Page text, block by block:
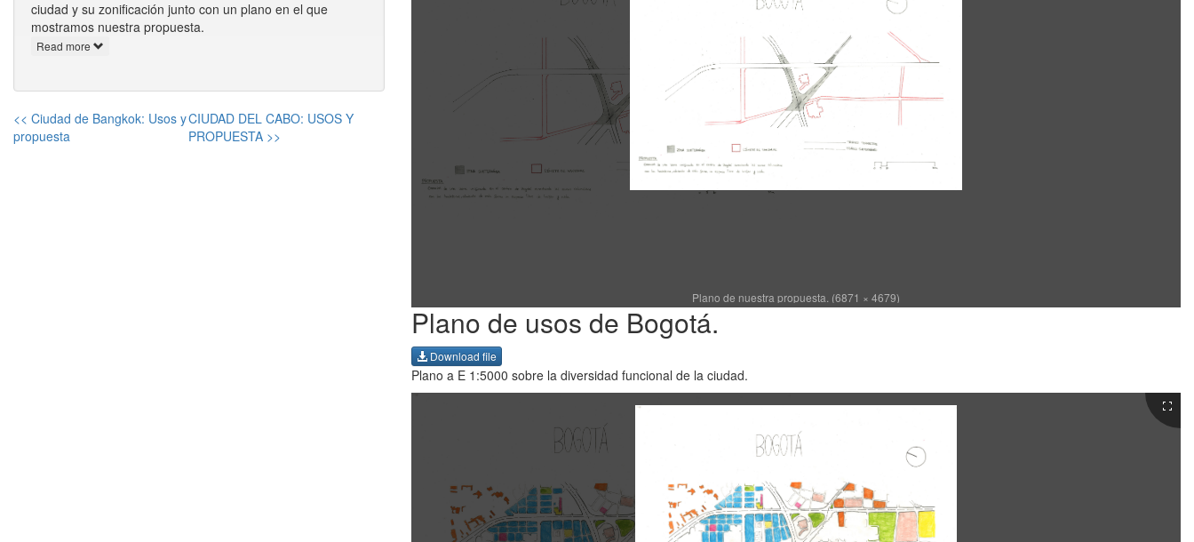
ciudad y su zonificación junto con un plano en el que
mostramos nuestra propuesta.
Read more
<< Ciudad de Bangkok: Usos y
propuesta
CIUDAD DEL CABO: USOS Y
PROPUESTA >>
Plano de nuestra propuesta. (6871 × 4679)
Plano de usos de Bogotá.
Download file
Plano a E 1:5000 sobre la diversidad funcional de la ciudad.